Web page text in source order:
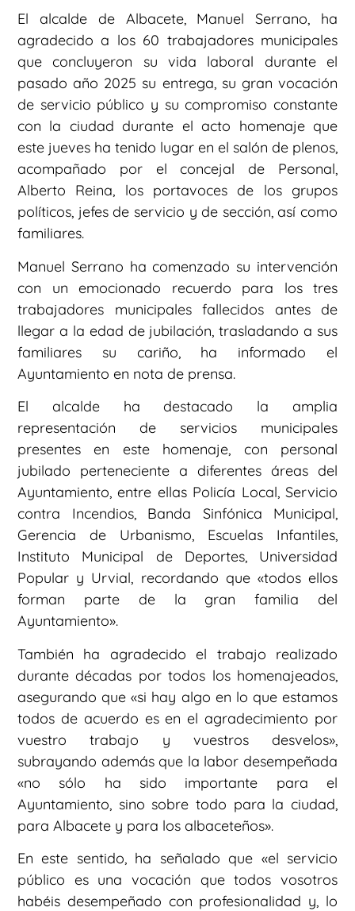
El alcalde de Albacete, Manuel Serrano, ha
agradecido a los 60 trabajadores municipales
que concluyeron su vida laboral durante el
pasado año 2025 su entrega, su gran vocación
de servicio público y su compromiso constante
con la ciudad durante el acto homenaje que
este jueves ha tenido lugar en el salón de plenos,
acompañado por el concejal de Personal,
Alberto Reina, los portavoces de los grupos
políticos, jefes de servicio y de sección, así como
familiares.
Manuel Serrano ha comenzado su intervención
con un emocionado recuerdo para los tres
trabajadores municipales fallecidos antes de
llegar a la edad de jubilación, trasladando a sus
familiares su cariño, ha informado el
Ayuntamiento en nota de prensa.
El alcalde ha destacado la amplia
representación de servicios municipales
presentes en este homenaje, con personal
jubilado perteneciente a diferentes áreas del
Ayuntamiento, entre ellas Policía Local, Servicio
contra Incendios, Banda Sinfónica Municipal,
Gerencia de Urbanismo, Escuelas Infantiles,
Instituto Municipal de Deportes, Universidad
Popular y Urvial, recordando que «todos ellos
forman parte de la gran familia del
Ayuntamiento».
También ha agradecido el trabajo realizado
durante décadas por todos los homenajeados,
asegurando que «si hay algo en lo que estamos
todos de acuerdo es en el agradecimiento por
vuestro trabajo y vuestros desvelos»,
subrayando además que la labor desempeñada
«no sólo ha sido importante para el
Ayuntamiento, sino sobre todo para la ciudad,
para Albacete y para los albaceteños».
En este sentido, ha señalado que «el servicio
público es una vocación que todos vosotros
habéis desempeñado con profesionalidad y, lo